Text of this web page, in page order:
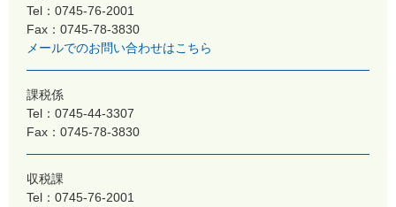
Tel：0745-76-2001
Fax：0745-78-3830
メールでのお問い合わせはこちら
課税係
Tel：0745-44-3307
Fax：0745-78-3830
収税課
Tel：0745-76-2001